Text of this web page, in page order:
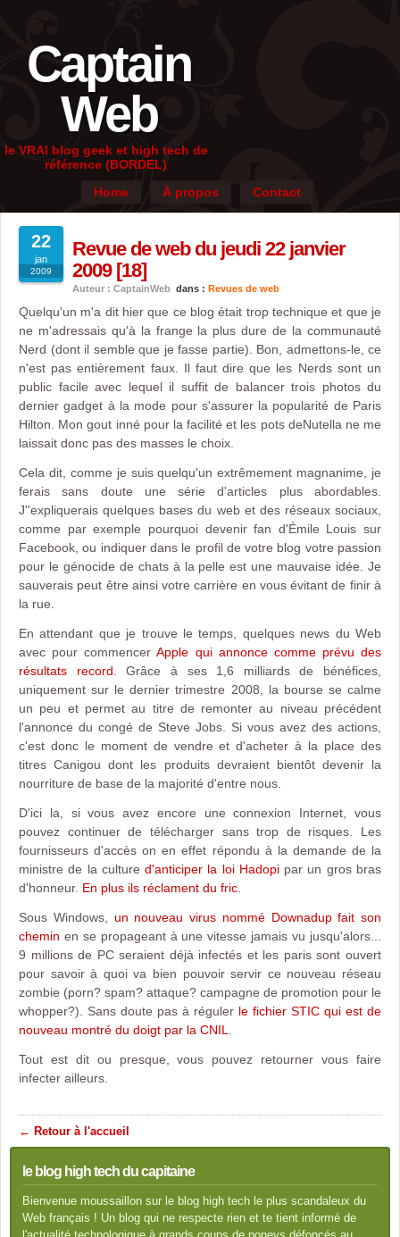
Captain
Web
le VRAI blog geek et high tech de
référence (BORDEL)
Home
À propos Contact
22
jan
2009
Revue de web du jeudi 22 janvier
2009 [18]
Auteur : CaptainWeb dans : Revues de web
Quelqu'un m'a dit hier que ce blog était trop technique et que je
ne m'adressais qu'à la frange la plus dure de la communauté
Nerd (dont il semble que je fasse partie). Bon, admettons-le, ce
n'est pas entièrement faux. Il faut dire que les Nerds sont un
public facile avec lequel il suffit de balancer trois photos du
dernier gadget à la mode pour s'assurer la popularité de Paris
Hilton. Mon gout inné pour la facilité et les pots deNutella ne me
laissait donc pas des masses le choix.
Cela dit, comme je suis quelqu'un extrêmement magnanime, je
ferais sans doute une série d'articles plus abordables.
J''expliquerais quelques bases du web et des réseaux sociaux,
comme par exemple pourquoi devenir fan d'Émile Louis sur
Facebook, ou indiquer dans le profil de votre blog votre passion
pour le génocide de chats à la pelle est une mauvaise idée. Je
sauverais peut être ainsi votre carrière en vous évitant de finir à
la rue.
En attendant que je trouve le temps, quelques news du Web
avec pour commencerApple qui annonce comme prévu des
résultats record . Grâce à ses 1,6 milliards de bénéfices,
uniquement sur le dernier trimestre 2008, la bourse se calme
un peu et permet au titre de remonter au niveau précédent
l'annonce du congé de Steve Jobs. Si vous avez des actions,
c'est donc le moment de vendre et d'acheter à la place des
titres Canigou dont les produits devraient bientôt devenir la
nourriture de base de la majorité d'entre nous.
D'ici la, si vous avez encore une connexion Internet, vous
pouvez continuer de télécharger sans trop de risques. Les
fournisseurs d'accès on en effet répondu à la demande de la
ministre de la cultured'anticiper la loi Hadopipar un gros bras
d'honneur. En plus ils réclament du fric
Sous Windows,
un nouveau virus nommé Downadup fait son
chemin en se propageant à une vitesse jamais vu jusqu'alors...
9 millions de PC seraient déjà infectés et les paris sont ouvert
pour savoir à quoi va bien pouvoir servir ce nouveau réseau
zombie (porn? spam? attaque? campagne de promotion pour le
whopper?). Sans doute pas à réguler le fichier STIC qui est de
nouveau montré du doigt par la CNIL
Tout est dit ou presque, vous pouvez retourner vous faire
infecter ailleurs.
← Retour à l'accueil
le blog high tech du capitaine
Bienvenue moussaillon sur le blog high tech le plus scandaleux du
Web français ! Un blog qui ne respecte rien et te tient informé de